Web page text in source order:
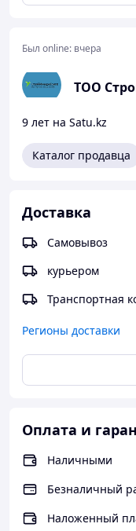
Кабельные
габаритные
по передаче
Был online: вчера
ТОО
9 лет на Satu.kz
Каталог продавца
Доставка
Самовывоз
курьером
Транспортная
Регионы доставки
Оплата и
Наличными
Безналичный
Наложенный